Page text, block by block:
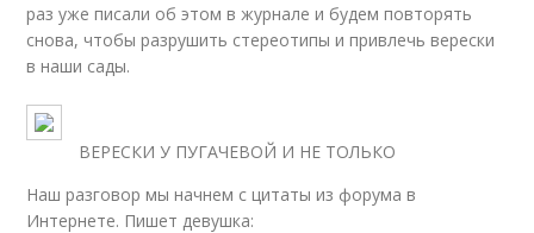
раз уже писали об этом в журнале и будем повторять
снова, чтобы разрушить стереотипы и привлечь верески
в наши сады.
ВЕРЕСКИ У ПУГАЧЕВОЙ И НЕ ТОЛЬКО
Наш разговор мы начнем с цитаты из форума в
Интернете. Пишет девушка: